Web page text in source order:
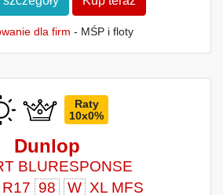
dla firm - MŚP i floty
Raty
10x0%
Dunlop
BLURESPONSE
98 W XL MFS